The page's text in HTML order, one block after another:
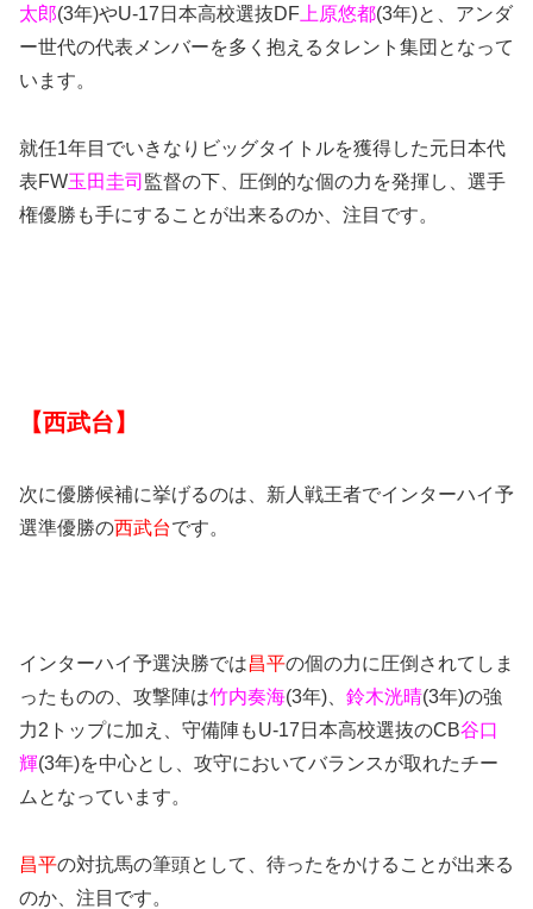
太郎(3年)やU-17日本高校選抜DF 上原悠都(3年)と、アンダ
ー世代の代表メンバーを多く抱えるタレント集団となって
います。
就任1年目でいきなりビッグタイトルを獲得した元日本代
表FW玉田圭司 監督の下、圧倒的な個の力を発揮し、選手
権優勝も手にすることが出来るのか、注目です。
【西武台】
次に優勝候補に挙げるのは、新人戦王者でインターハイ予
選準優勝の西武台です。
インターハイ予選決勝では昌平の個の力に圧倒されてしま
ったものの、攻撃陣は竹内奏海(3年)、 鈴木洸晴(3年)の強
力2トップに加え、守備陣もU-17日本高校選抜のCB谷口
輝(3年)を中心とし、攻守においてバランスが取れたチー
ムとなっています。
昌平の対抗馬の筆頭として、待ったをかけることが出来る
のか、注目です。